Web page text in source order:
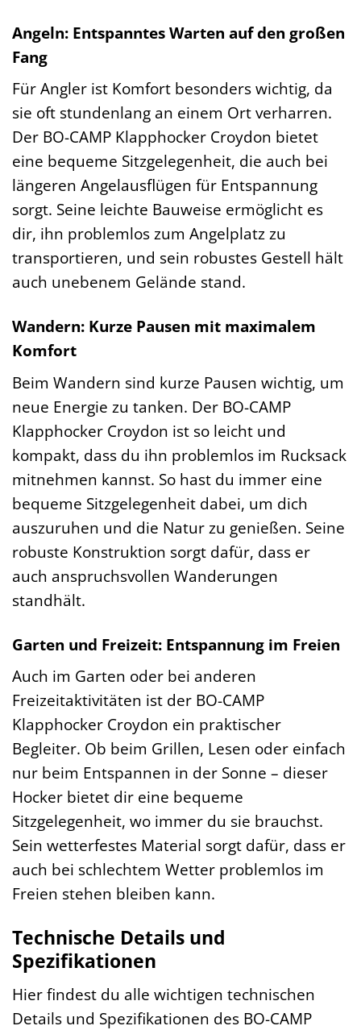
Angeln: Entspanntes Warten auf den großen
Fang
Für Angler ist Komfort besonders wichtig, da
sie oft stundenlang an einem Ort verharren.
Der BO-CAMP Klapphocker Croydon bietet
eine bequeme Sitzgelegenheit, die auch bei
längeren Angelausflügen für Entspannung
sorgt. Seine leichte Bauweise ermöglicht es
dir, ihn problemlos zum Angelplatz zu
transportieren, und sein robustes Gestell hält
auch unebenem Gelände stand.
Wandern: Kurze Pausen mit maximalem
Komfort
Beim Wandern sind kurze Pausen wichtig, um
neue Energie zu tanken. Der BO-CAMP
Klapphocker Croydon ist so leicht und
kompakt, dass du ihn problemlos im Rucksack
mitnehmen kannst. So hast du immer eine
bequeme Sitzgelegenheit dabei, um dich
auszuruhen und die Natur zu genießen. Seine
robuste Konstruktion sorgt dafür, dass er
auch anspruchsvollen Wanderungen
standhält.
Garten und Freizeit: Entspannung im Freien
Auch im Garten oder bei anderen
Freizeitaktivitäten ist der BO-CAMP
Klapphocker Croydon ein praktischer
Begleiter. Ob beim Grillen, Lesen oder einfach
nur beim Entspannen in der Sonne – dieser
Hocker bietet dir eine bequeme
Sitzgelegenheit, wo immer du sie brauchst.
Sein wetterfestes Material sorgt dafür, dass er
auch bei schlechtem Wetter problemlos im
Freien stehen bleiben kann.
Technische Details und
Spezifikationen
Hier findest du alle wichtigen technischen
Details und Spezifikationen des BO-CAMP